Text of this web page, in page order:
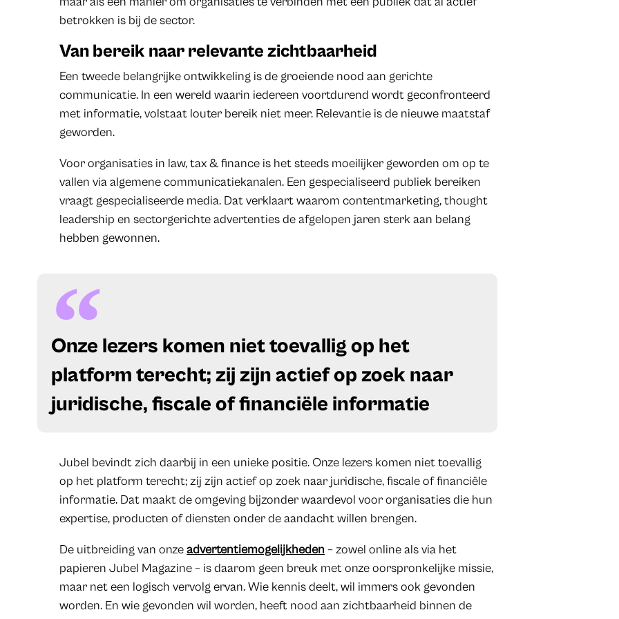
betrokken is bij de sector.
Van bereik naar relevante zichtbaarheid
Een tweede belangrijke ontwikkeling is de groeiende nood aan gerichte
communicatie. In een wereld waarin iedereen voortdurend wordt geconfronteerd
met informatie, volstaat louter bereik niet meer. Relevantie is de nieuwe maatstaf
geworden.
Voor organisaties in law, tax & finance is het steeds moeilijker geworden om op te
vallen via algemene communicatiekanalen. Een gespecialiseerd publiek bereiken
vraagt gespecialiseerde media. Dat verklaart waarom contentmarketing, thought
leadership en sectorgerichte advertenties de afgelopen jaren sterk aan belang
hebben gewonnen.
​Onze lezers komen niet toevallig op het
platform terecht; zij zijn actief op zoek naar
juridische, fiscale of financiële informatie
Jubel bevindt zich daarbij in een unieke positie. Onze lezers komen niet toevallig
op het platform terecht; zij zijn actief op zoek naar juridische, fiscale of financiële
informatie. Dat maakt de omgeving bijzonder waardevol voor organisaties die hun
expertise, producten of diensten onder de aandacht willen brengen.
De uitbreiding van onzeadvertentiemogelijkheden – zowel online als via het
papieren Jubel Magazine – is daarom geen breuk met onze oorspronkelijke missie,
maar net een logisch vervolg ervan. Wie kennis deelt, wil immers ook gevonden
worden. En wie gevonden wil worden, heeft nood aan zichtbaarheid binnen de